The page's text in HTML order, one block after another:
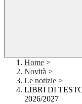
Home >
Novità >
Le notizie >
LIBRI DI
2026/2027